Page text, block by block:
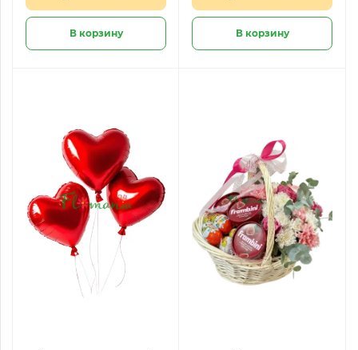
В корзину В корзину